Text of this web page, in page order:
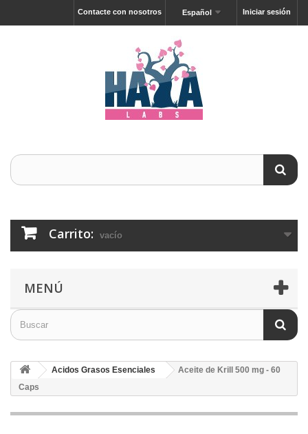
Iniciar sesión
Español
Contacte con nosotros
Carrito: vacío
MENÚ
Acidos Grasos Esenciales
Aceite de Krill 500 mg - 60
Caps